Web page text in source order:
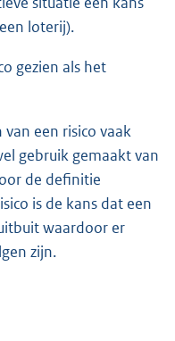
loterij).
gezien als het
een risico vaak
gebruik gemaakt van
de definitie
is de kans dat een
waardoor er
zijn.